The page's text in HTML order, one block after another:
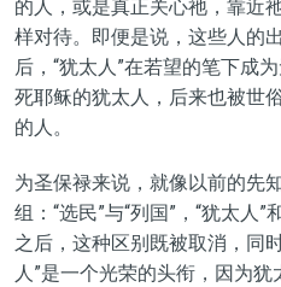
的人，或是真正关心祂，靠近
样对待。即便是说，这些人的
后，“犹太人”在若望的笔下成
死耶稣的犹太人，后来也被世
的人。
为圣保禄来说，就像以前的先
组：“选民”与“列国”，“犹太人
之后，这种区别既被取消，同
人”是一个光荣的头衔，因为